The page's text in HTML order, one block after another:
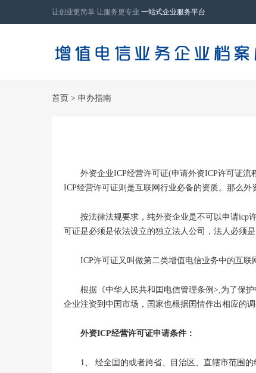
让创业更简单 让服务更专业 一站式企业服务平台
首页 > 申办指南
外资企业ICP经营许可证(申请外资ICP许可证流
ICP经营许可证则是互联网行业必备的资质。那么外
按法律法规要求，纯外资企业是不可以申请icp许
可证是必须是依法设立的独立法人公司，法人必须
ICP许可证又叫做第二类增值电信业务中的互联
根据《中华人民共和囯电信管理条例>,为了保护
企业注资到中囯市场，囯家也根据囯情作出相应的调
外资ICP经营许可证申请条件：
1、 经全囯的或者跨省、目治区、直辖市范围的